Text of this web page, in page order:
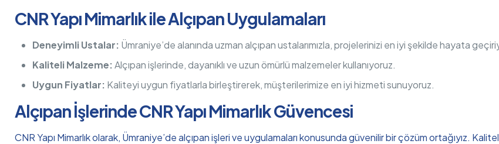
CNR Yapı Mimarlık ile Alçıpan Uygulamaları
Deneyimli Ustalar: Ümraniye’de alanında uzman alçıpan ustalarımızla, projelerinizi en iyi şekilde hayata
Kaliteli Malzeme:Alçıpan işlerinde, dayanıklı ve uzun ömürlü malzemeler kullanıyoruz.
Uygun Fiyatlar: Kaliteyi uygun fiyatlarla birleştirerek, müşterilerimize en iyi hizmeti sunuyoruz.
Alçıpan İşlerinde CNR Yapı Mimarlık Güvencesi
CNR Yapı Mimarlık olarak, Ümraniye’de alçıpan işleri ve uygulamaları konusunda güvenilir bir çözüm ortağıyız.